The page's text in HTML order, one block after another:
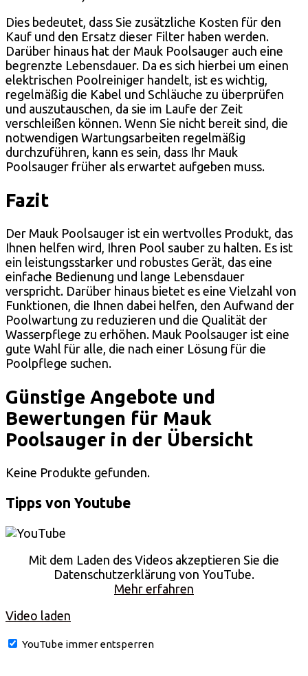
Dies bedeutet, dass Sie zusätzliche Kosten für den
Kauf und den Ersatz dieser Filter haben werden.
Darüber hinaus hat der Mauk Poolsauger auch eine
begrenzte Lebensdauer. Da es sich hierbei um einen
elektrischen Poolreiniger handelt, ist es wichtig,
regelmäßig die Kabel und Schläuche zu überprüfen
und auszutauschen, da sie im Laufe der Zeit
verschleißen können. Wenn Sie nicht bereit sind, die
notwendigen Wartungsarbeiten regelmäßig
durchzuführen, kann es sein, dass Ihr Mauk
Poolsauger früher als erwartet aufgeben muss.
Fazit
Der Mauk Poolsauger ist ein wertvolles Produkt, das
Ihnen helfen wird, Ihren Pool sauber zu halten. Es ist
ein leistungsstarker und robustes Gerät, das eine
einfache Bedienung und lange Lebensdauer
verspricht. Darüber hinaus bietet es eine Vielzahl von
Funktionen, die Ihnen dabei helfen, den Aufwand der
Poolwartung zu reduzieren und die Qualität der
Wasserpflege zu erhöhen. Mauk Poolsauger ist eine
gute Wahl für alle, die nach einer Lösung für die
Poolpflege suchen.
Günstige Angebote und
Bewertungen für Mauk
Poolsauger in der Übersicht
Keine Produkte gefunden.
Tipps von Youtube
Mit dem Laden des Videos akzeptieren Sie die
Datenschutzerklärung von YouTube.
Mehr erfahren
Video laden
YouTube immer entsperren